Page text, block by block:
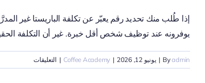
إذا طُلب منك تحديد رقم يعبّر عن تكلفة الباريستا غير
يوفرونه عند توظيف شخص أقل خبرة. غير أن التكلفة
Byadmin
| يونيو 12, 2026 |
Coffee Academy
| التعليقاتعلى
التكلفة